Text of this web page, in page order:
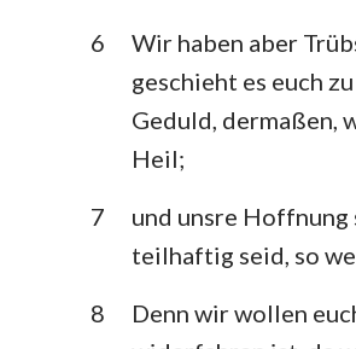
Prediger
Jesaja
Joel
Obadja
6
Wir haben aber
geschieht es euch
Geduld, dermaßen,
Heil;
7
und unsre
teilhaftig seid, so
8
Denn wir wollen